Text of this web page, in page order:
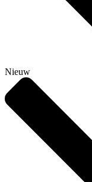
Nieuw